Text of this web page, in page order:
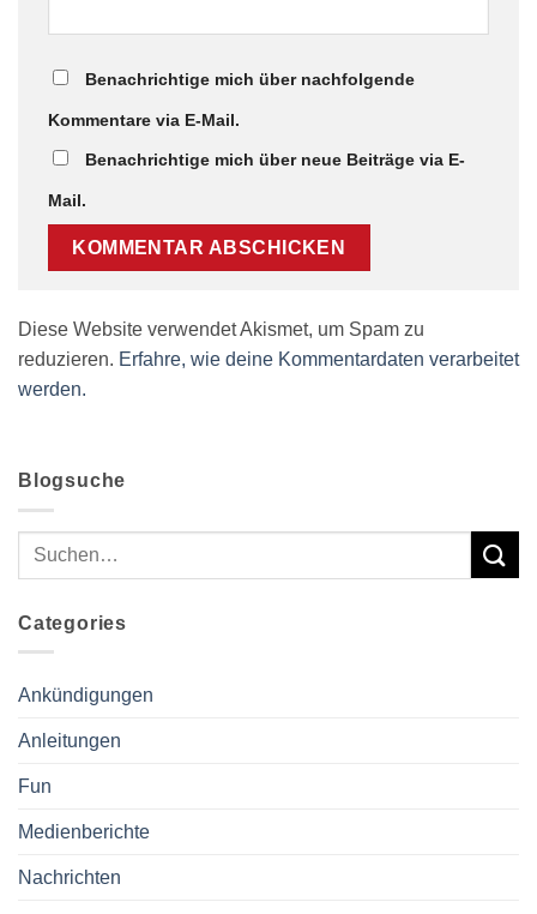
Benachrichtige mich über nachfolgende
Kommentare via E-Mail.
Benachrichtige mich über neue Beiträge via E-
Mail.
Diese Website verwendet Akismet, um Spam zu
reduzieren. Erfahre, wie deine Kommentardaten verarbeitet
werden.
Blogsuche
Categories
Ankündigungen
Anleitungen
Fun
Medienberichte
Nachrichten